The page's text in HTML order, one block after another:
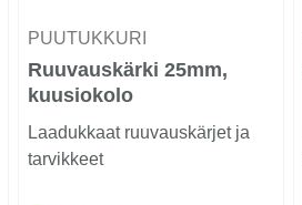
PUUTUKKURI
Ruuvauskärki 25mm,
kuusiokolo
Laadukkaat ruuvauskärjet ja
tarvikkeet